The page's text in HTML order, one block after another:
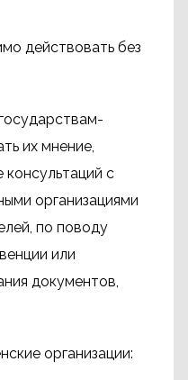
действовать без
их мнение,
с
организациями
по поводу
или
документов,
организации: